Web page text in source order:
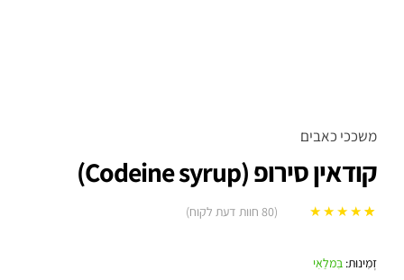
משככי כאבים
קודאין סירופ (Codeine syrup)
על דירוגים של
80חוות דעת לקוח)
זְמִינוּת:בִּמלַאִי